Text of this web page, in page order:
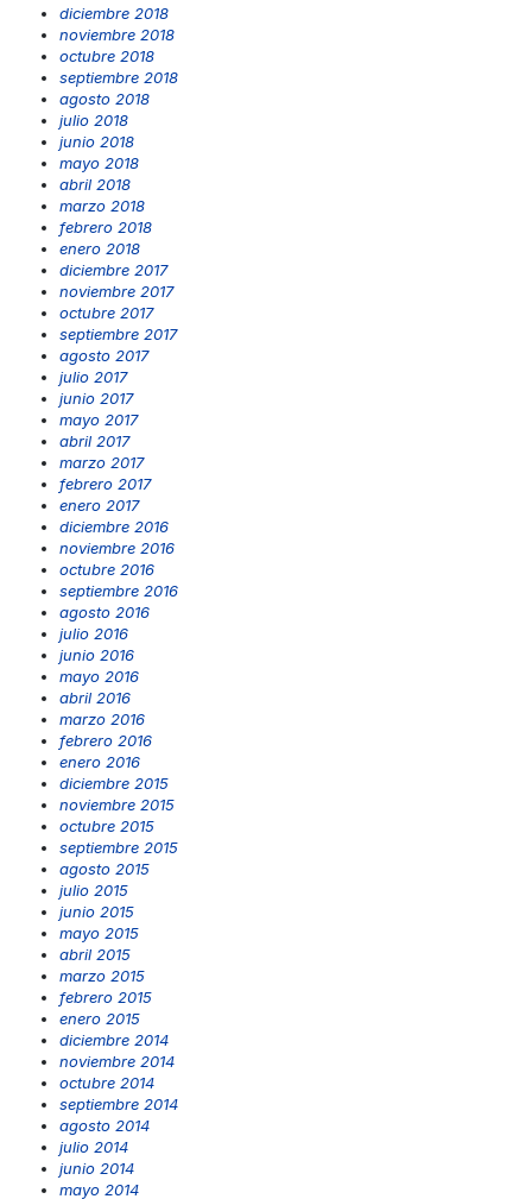
diciembre 2018
noviembre 2018
octubre 2018
septiembre 2018
agosto 2018
julio 2018
junio 2018
mayo 2018
abril 2018
marzo 2018
febrero 2018
enero 2018
diciembre 2017
noviembre 2017
octubre 2017
septiembre 2017
agosto 2017
julio 2017
junio 2017
mayo 2017
abril 2017
marzo 2017
febrero 2017
enero 2017
diciembre 2016
noviembre 2016
octubre 2016
septiembre 2016
agosto 2016
julio 2016
junio 2016
mayo 2016
abril 2016
marzo 2016
febrero 2016
enero 2016
diciembre 2015
noviembre 2015
octubre 2015
septiembre 2015
agosto 2015
julio 2015
junio 2015
mayo 2015
abril 2015
marzo 2015
febrero 2015
enero 2015
diciembre 2014
noviembre 2014
octubre 2014
septiembre 2014
agosto 2014
julio 2014
junio 2014
mayo 2014